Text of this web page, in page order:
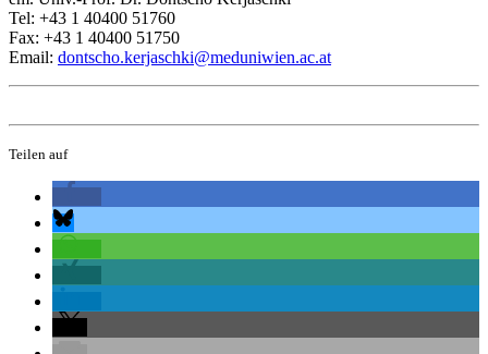
Tel: +43 1 40400 51760
Fax: +43 1 40400 51750
Email: dontscho.kerjaschki@meduniwien.ac.at
Teilen auf